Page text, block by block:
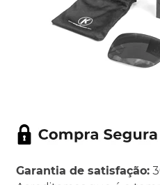
Garantia de satisfação: